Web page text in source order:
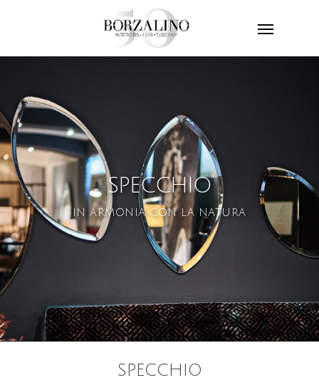
SPECCHIO
IN ARMONIA CON LA NATURA
SPECCHIO